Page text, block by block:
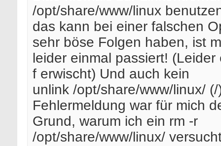
/opt/share/www/linux
das kann bei einer falschen
sehr böse Folgen haben, ist
leider einmal passiert!
f erwischt) Und auch kein
unlink /opt/share/www/linux/
Fehlermeldung war für mich
Grund, warum ich ein rm -r
/opt/share/www/linux/